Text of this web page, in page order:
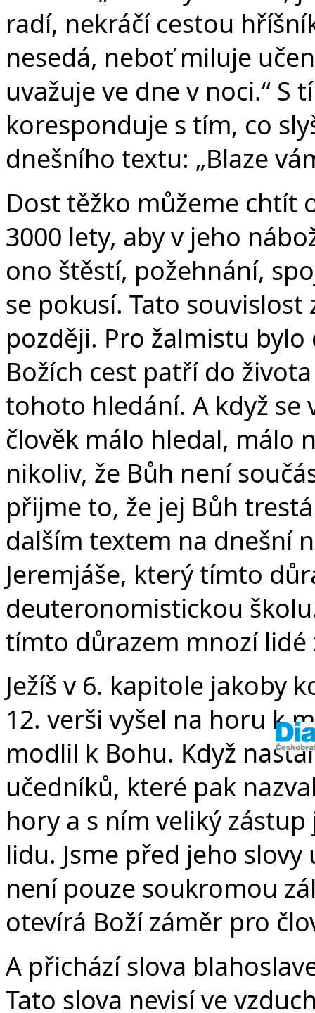
radí, nekráčí cestou
nesedá, neboť miluje
uvažuje ve dne v noci.“ S
koresponduje s tím, co
dnešního textu: „Blaze
Dost těžko můžeme chtít
3000 lety, aby v jeho
ono štěstí, požehnání,
se pokusí. Tato
později. Pro žalmistu
Božích cest patří do
tohoto hledání. A když se
člověk málo hledal, málo
nikoliv, že Bůh není
přijme to, že jej Bůh
dalším textem na dnešní
Jeremjáše, který tímto
deuteronomistickou
tímto důrazem mnozí lidé
Ježíš v 6. kapitole jakoby
12. verši vyšel na horu k
modlil k Bohu. Když
učedníků, které pak
hory a s ním veliký
lidu. Jsme před jeho
není pouze soukromou
otevírá Boží záměr pro
A přichází slova
Tato slova nevisí ve